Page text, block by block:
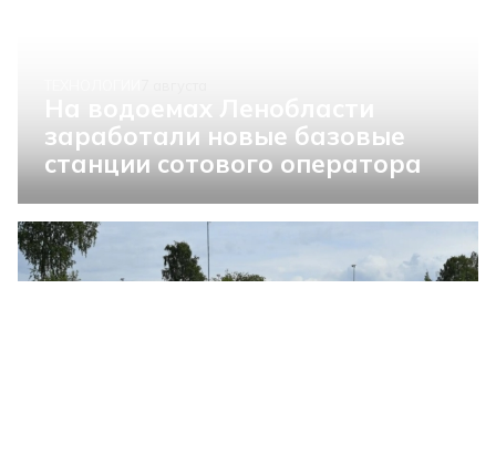
заработали новые базовые
станции сотового оператора